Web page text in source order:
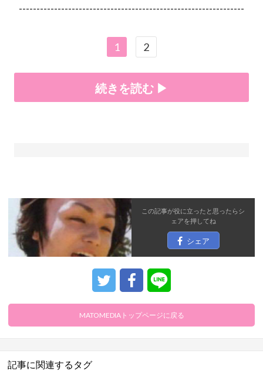
----------------------------------------------------------------
1 2
続きを読む ▶
この記事が役に立ったと思ったらシ
ェアを押してね
シェア
MATOMEDIAトップページに戻る
記事に関連するタグ